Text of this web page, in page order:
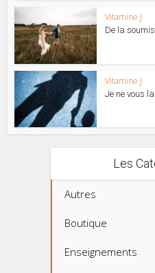
Vitamine J
De la
Vitamine J
Je ne vous
Les
Autres
Boutique
Enseignements